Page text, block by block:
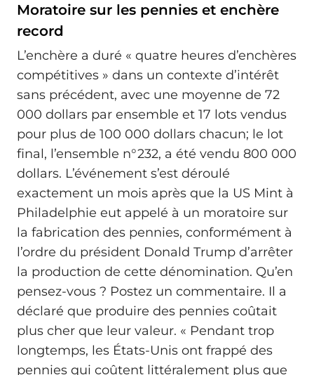
Moratoire sur les pennies et enchère
record
L’enchère a duré « quatre heures d’enchères
compétitives » dans un contexte d’intérêt
sans précédent, avec une moyenne de 72
000 dollars par ensemble et 17 lots vendus
pour plus de 100 000 dollars chacun; le lot
final, l’ensemble n°232, a été vendu 800 000
dollars. L’événement s’est déroulé
exactement un mois après que la US Mint à
Philadelphie eut appelé à un moratoire sur
la fabrication des pennies, conformément à
l’ordre du président Donald Trump d’arrêter
la production de cette dénomination. Qu’en
pensez-vous ? Postez un commentaire. Il a
déclaré que produire des pennies coûtait
plus cher que leur valeur. « Pendant trop
longtemps, les États-Unis ont frappé des
pennies qui coûtent littéralement plus que